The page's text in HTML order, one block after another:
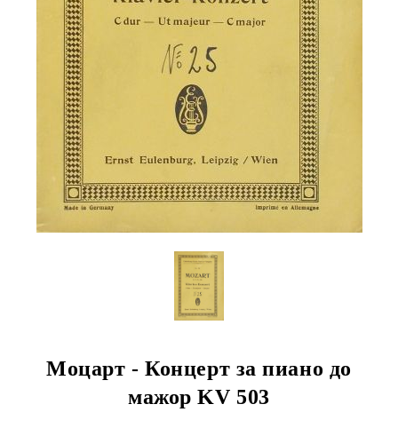
Моцарт - Концерт за пиано до
мажор KV 503